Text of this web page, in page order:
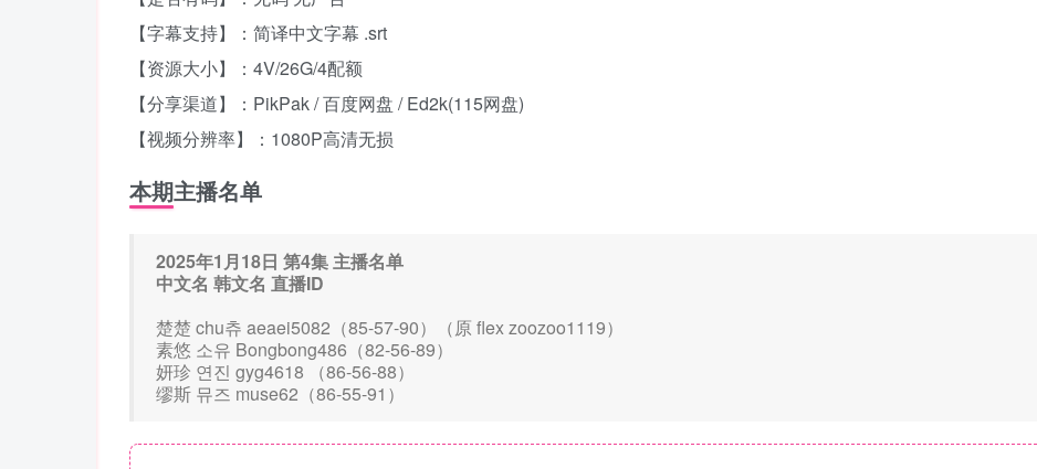
【字幕支持】：简译中文字幕 .srt
【资源大小】：4V/26G/4配额
【分享渠道】：PikPak / 百度网盘 / Ed2k(115网盘)
【视频分辨率】：1080P高清无损
本期主播名单
2025年1月18日 第4集 主播名单
中文名 韩文名 直播ID
楚楚 chu츄 aeaei5082（85-57-90）（原 flex zoozoo1119）
素悠 소유 Bongbong486（82-56-89）
妍珍 연진 gyg4618 （86-56-88）
缪斯 뮤즈 muse62（86-55-91）